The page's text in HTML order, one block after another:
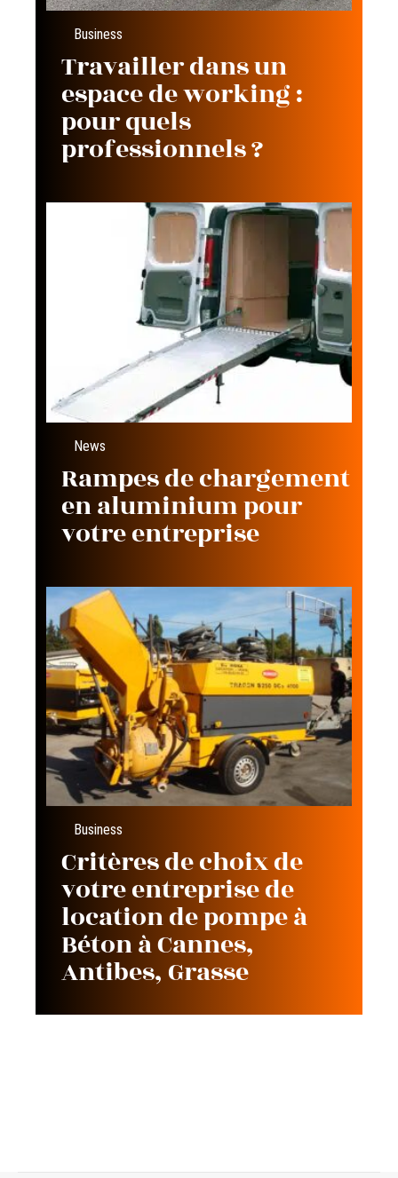
Business
Travailler dans un
espace de working :
pour quels
professionnels ?
News
Rampes de chargement
en aluminium pour
votre entreprise
Business
Critères de choix de
votre entreprise de
location de pompe à
Béton à Cannes,
Antibes, Grasse